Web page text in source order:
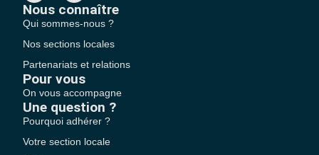
Nous connaître
Qui sommes-nous ?
Nos sections locales
Partenariats et relations
Pour vous
On vous accompagne
Une question ?
Pourquoi adhérer ?
Votre section locale